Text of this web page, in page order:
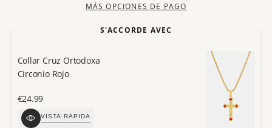
MÁS OPCIONES DE PAGO
S'ACCORDE AVEC
Collar Cruz Ortodoxa
Circonio Rojo
Precio
de
venta
€24.99
VISTA RÁPIDA